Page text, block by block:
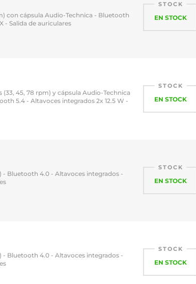
con cápsula Audio-Technica - Bluetooth
- Salida de auriculares
STOCK
EN STOCK
45, 78 rpm) y cápsula Audio-Technica
5.4 - Altavoces integrados 2x 12.5 W -
STOCK
EN STOCK
- Bluetooth 4.0 - Altavoces integrados -
STOCK
EN STOCK
- Bluetooth 4.0 - Altavoces integrados -
STOCK
EN STOCK